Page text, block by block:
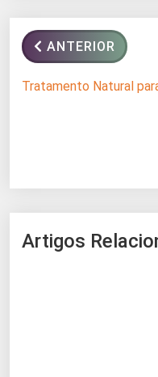
ANTERIOR
Tratamento Natural
Artigos